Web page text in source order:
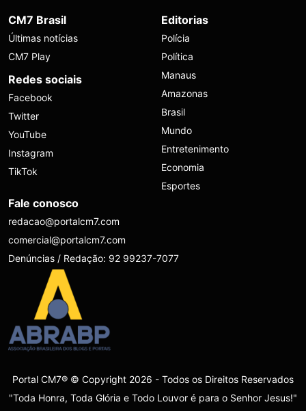
CM7 Brasil
Últimas notícias
CM7 Play
Redes sociais
Facebook
Twitter
YouTube
Instagram
TikTok
Editorias
Polícia
Política
Manaus
Amazonas
Brasil
Mundo
Entretenimento
Economia
Esportes
Fale conosco
redacao@portalcm7.com
comercial@portalcm7.com
Denúncias / Redação: 92 99237-7077
Portal CM7® © Copyright 2026 - Todos os Direitos Reservados
"Toda Honra, Toda Glória e Todo Louvor é para o Senhor Jesus!"